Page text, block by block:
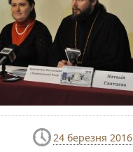
24 березня 2016